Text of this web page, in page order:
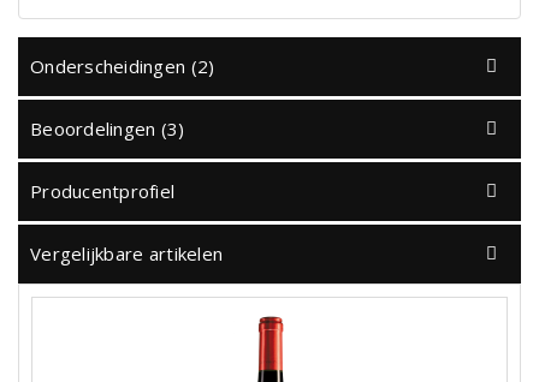
Onderscheidingen (2)
Beoordelingen (3)
Producentprofiel
Vergelijkbare artikelen